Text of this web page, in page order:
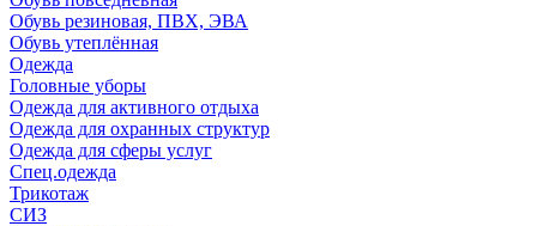
Обувь резиновая, ПВХ, ЭВА
Обувь утеплённая
Одежда
Головные уборы
Одежда для активного отдыха
Одежда для охранных структур
Одежда для сферы услуг
Спец.одежда
Трикотаж
СИЗ